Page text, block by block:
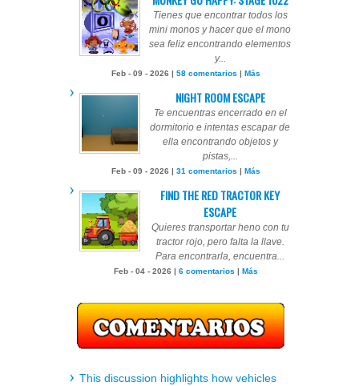
Tienes que encontrar todos los
mini monos y hacer que el mono
sea feliz encontrando elementos
y...
Feb - 09 - 2026 | 58 comentarios | Más
NIGHT ROOM ESCAPE
Te encuentras encerrado en el
dormitorio e intentas escapar de
ella encontrando objetos y
pistas,...
Feb - 09 - 2026 | 31 comentarios | Más
FIND THE RED TRACTOR KEY
ESCAPE
Quieres transportar heno con tu
tractor rojo, pero falta la llave.
Para encontrarla, encuentra...
Feb - 04 - 2026 | 6 comentarios | Más
This discussion highlights how vehicles